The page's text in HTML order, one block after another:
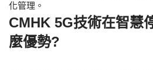
化管理。
CMHK 5G技術在智慧
麼優勢?